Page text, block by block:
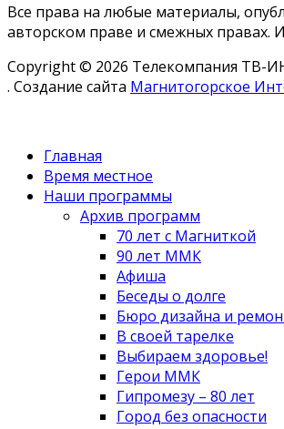
Все права на любые материалы,
авторском праве и смежных правах.
Copyright © 2026 Телекомпания ТВ-
. Создание сайта Магнитогорское
Главная
Время местное
Наши программы
Архив программ
70 лет с Магниткой
90 лет ММК
Афиша
Беседы о долге
Бюро дизайна и
В своей тарелке
Выбираем здоровье!
Герои ММК
Гипромезу – 80 лет
Город без опасности